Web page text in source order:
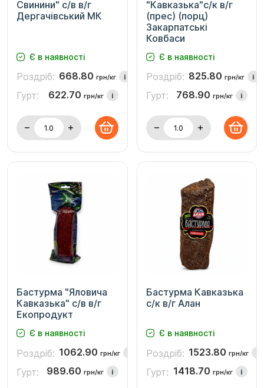
Свинини" с/в в/г
Дергачівський МК
Є в наявності
Роздріб: 668.80 грн/кг i
Гурт: 622.70 грн/кг i
"Кавказька"с/к в/г
(прес) (порц)
Закарпатські
Ковбаси
Є в наявності
Роздріб: 825.80 грн/кг i
Гурт: 768.90 грн/кг i
Бастурма "Яловича
Кавказька" с/в в/г
Екопродукт
Є в наявності
Роздріб: 1062.90 грн/кг
Гурт: 989.60 грн/кг i
Бастурма Кавказька
с/к в/г Алан
Є в наявності
Роздріб: 1523.80 грн/кг
Гурт: 1418.70 грн/кг i